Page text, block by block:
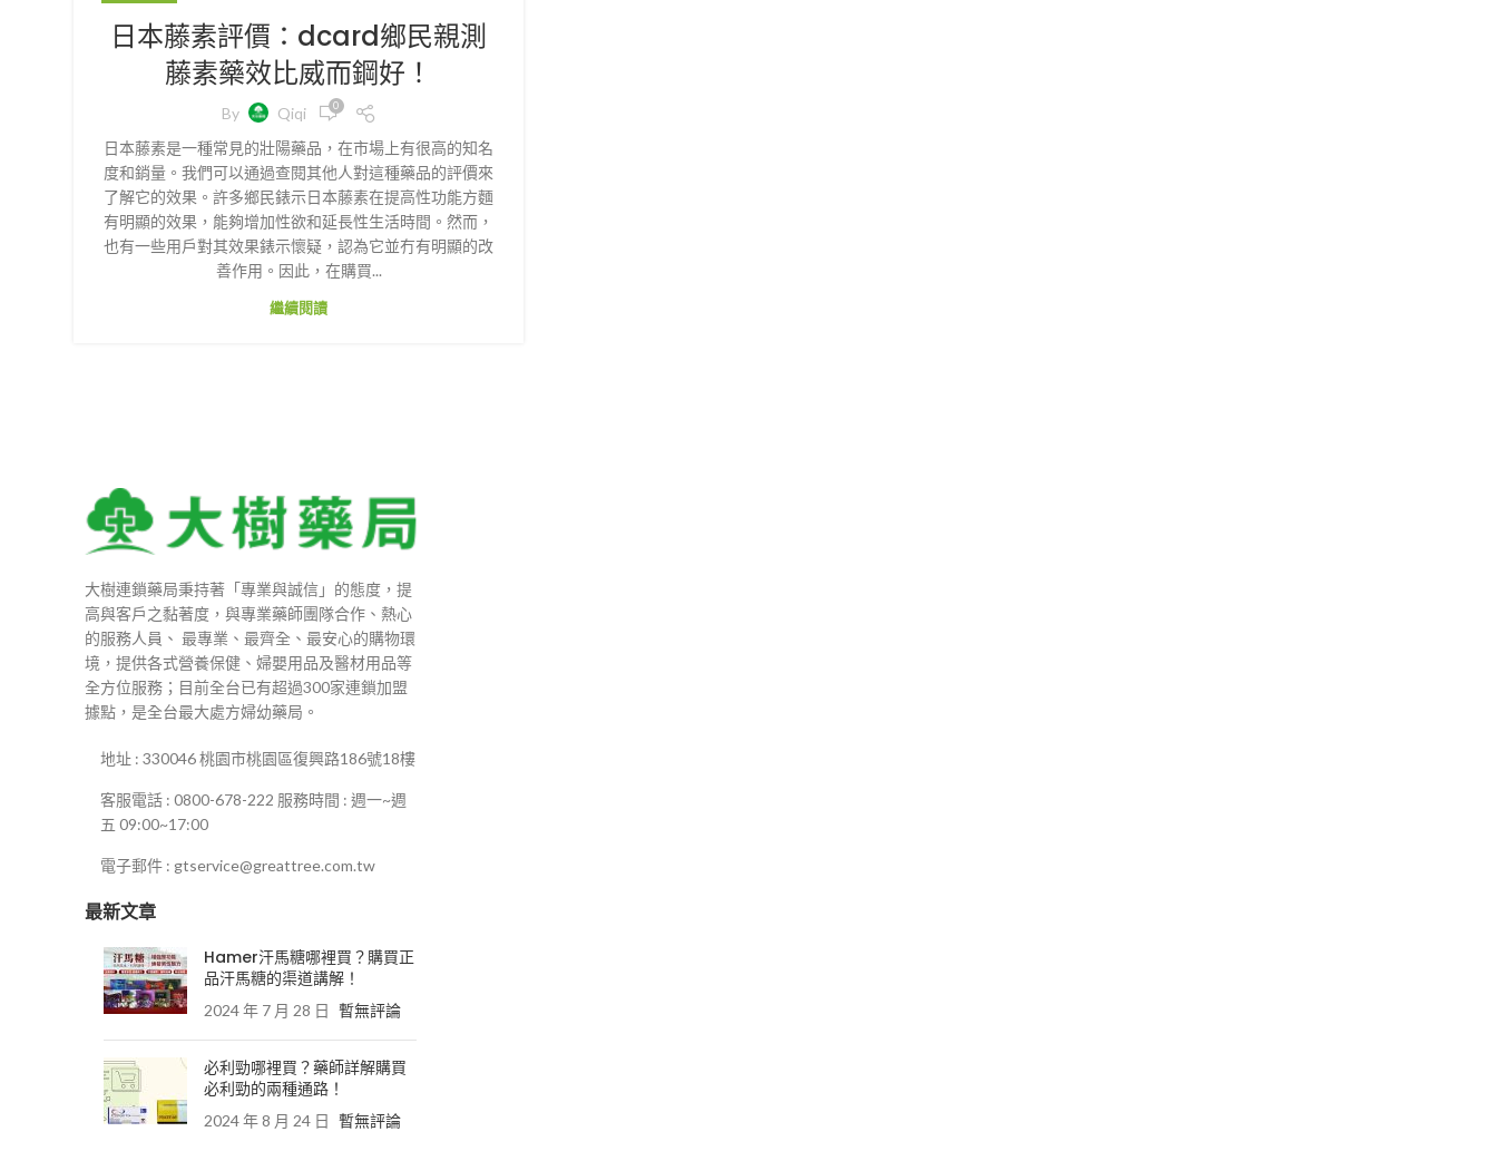
日本藤素評價：dcard鄉民親測
藤素藥效比威而鋼好！
By Qiqi 0
日本藤素是一種常見的壯陽藥品，在市場上有很高的知名
度和銷量。我們可以通過查閱其他人對這種藥品的評價來
了解它的效果。許多鄉民錶示日本藤素在提高性功能方麵
有明顯的效果，能夠增加性欲和延長性生活時間。然而，
也有一些用戶對其效果錶示懷疑，認為它並冇有明顯的改
善作用。因此，在購買...
繼續閱讀
大樹連鎖藥局秉持著「專業與誠信」的態度，提
高與客戶之黏著度，與專業藥師團隊合作、熱心
的服務人員、 最專業、最齊全、最安心的購物環
境，提供各式營養保健、婦嬰用品及醫材用品等
全方位服務；目前全台已有超過300家連鎖加盟
據點，是全台最大處方婦幼藥局。
地址 : 330046 桃園市桃園區復興路186號18樓
客服電話 : 0800-678-222 服務時間 : 週一~週
五 09:00~17:00
電子郵件 : gtservice@greattree.com.tw
最新文章
Hamer汗馬糖哪裡買？購買正
品汗馬糖的渠道講解！
2024 年 7 月 28 日 暫無評論
必利勁哪裡買？藥師詳解購買
必利勁的兩種通路！
2024 年 8 月 24 日 暫無評論